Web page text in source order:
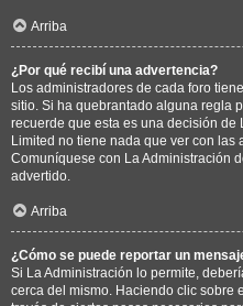
Arriba
¿Por qué recibí una advertencia?
Los administradores de cada foro
sitio. Si ha quebrantado alguna regla
recuerde que esta es una decisión de
Limited no tiene nada que ver con las
Comuníquese con La Administración
advertido.
Arriba
¿Cómo se puede reportar un
Si La Administración lo permite,
cerca del mismo. Haciendo clic sobre